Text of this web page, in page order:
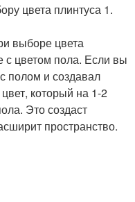
цвета плинтуса 1.
выборе цвета
с цветом пола. Если вы
полом и создавал
который на 1-2
Это создаст
пространство.